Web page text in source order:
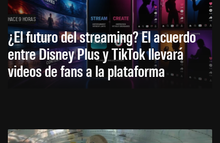
HACE 9 HORAS
¿El futuro del streaming? El acuerdo
entre Disney Plus y TikTok llevará
videos de fans a la plataforma